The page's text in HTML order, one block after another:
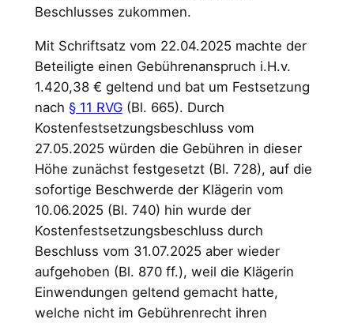
Beschlusses zukommen.
Mit Schriftsatz vom 22.04.2025 machte der
Beteiligte einen Gebührenanspruch i.H.v.
1.420,38 € geltend und bat um Festsetzung
nach § 11 RVG(Bl. 665). Durch
Kostenfestsetzungsbeschluss vom
27.05.2025 würden die Gebühren in dieser
Höhe zunächst festgesetzt (Bl. 728), auf die
sofortige Beschwerde der Klägerin vom
10.06.2025 (Bl. 740) hin wurde der
Kostenfestsetzungsbeschluss durch
Beschluss vom 31.07.2025 aber wieder
aufgehoben (Bl. 870 ff.), weil die Klägerin
Einwendungen geltend gemacht hatte,
welche nicht im Gebührenrecht ihren